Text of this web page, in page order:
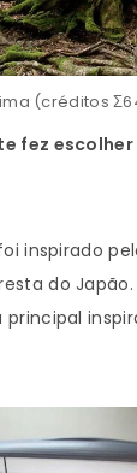
(créditos
fez escolher
inspirado
do Japão.
principal